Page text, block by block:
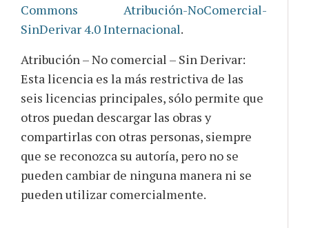
Commons Atribución-NoComercial-
SinDerivar 4.0 Internacional.
Atribución – No comercial – Sin Derivar:
Esta licencia es la más restrictiva de las
seis licencias principales, sólo permite que
otros puedan descargar las obras y
compartirlas con otras personas, siempre
que se reconozca su autoría, pero no se
pueden cambiar de ninguna manera ni se
pueden utilizar comercialmente.